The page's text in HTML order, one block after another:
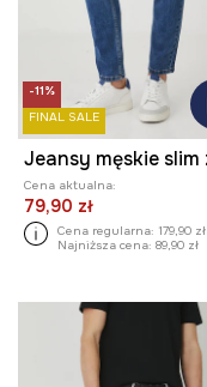
-11%
FINAL SALE
Cena aktualna:
79,90 zł
Cena regularna: 179,90 zł
Najniższa cena: 89,90 zł